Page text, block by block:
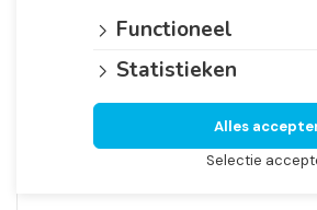
12 x 1
Login om te
Functioneel
Statistieken
Selectie
Alles